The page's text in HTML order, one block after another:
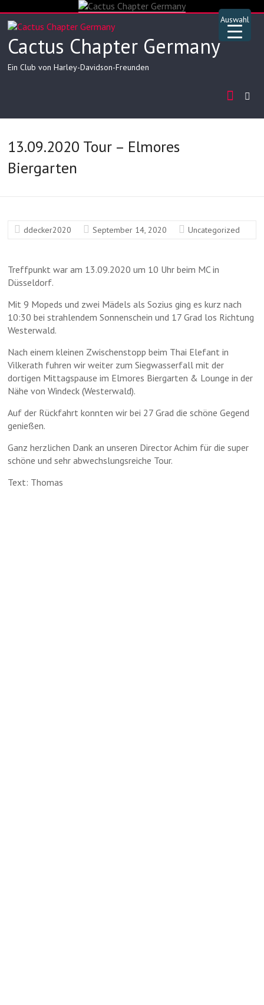
Auswahl
▲
to
content
Cactus Chapter Germany
Ein Club von Harley-Davidson-Freunden
13.09.2020 Tour – Elmores
Biergarten
ddecker2020 September 14, 2020 Uncategorized
Treffpunkt war am 13.09.2020 um 10 Uhr beim MC in
Düsseldorf.
Mit 9 Mopeds und zwei Mädels als Sozius ging es kurz nach
10:30 bei strahlendem Sonnenschein und 17 Grad los Richtung
Westerwald.
Nach einem kleinen Zwischenstopp beim Thai Elefant in
Vilkerath fuhren wir weiter zum Siegwasserfall mit der
dortigen Mittagspause im Elmores Biergarten & Lounge in der
Nähe von Windeck (Westerwald).
Auf der Rückfahrt konnten wir bei 27 Grad die schöne Gegend
genießen.
Ganz herzlichen Dank an unseren Director Achim für die super
schöne und sehr abwechslungsreiche Tour.
Text: Thomas